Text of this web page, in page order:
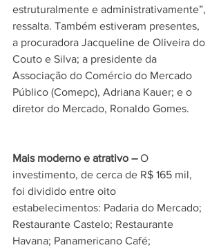
estruturalmente e administrativamente”,
ressalta. Também estiveram presentes,
a procuradora Jacqueline de Oliveira do
Couto e Silva; a presidente da
Associação do Comércio do Mercado
Público (Comepc), Adriana Kauer; e o
diretor do Mercado, Ronaldo Gomes.
Mais moderno e atrativo – O
investimento, de cerca de R$ 165 mil,
foi dividido entre oito
estabelecimentos: Padaria do Mercado;
Restaurante Castelo; Restaurante
Havana; Panamericano Café;